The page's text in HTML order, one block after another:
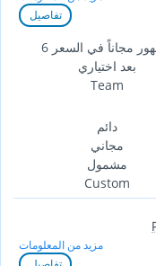
تفاصيل
مجاناً في السعر
بعد اختياري
Team
دائم
مجاني
مشمول
Custom